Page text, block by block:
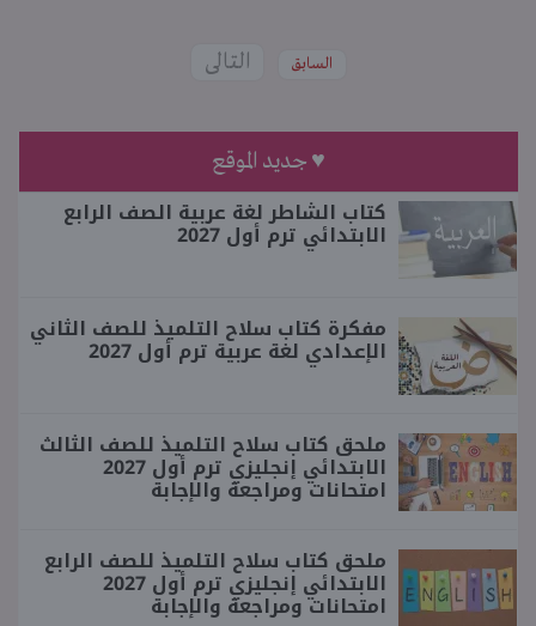
السابق التالى
♥ جديد الموقع
كتاب الشاطر لغة عربية الصف الرابع
الابتدائي ترم أول 2027
مفكرة كتاب سلاح التلميذ للصف الثاني
الإعدادي لغة عربية ترم أول 2027
ملحق كتاب سلاح التلميذ للصف الثالث
الابتدائي إنجليزي ترم أول 2027
امتحانات ومراجعة والإجابة
ملحق كتاب سلاح التلميذ للصف الرابع
الابتدائي إنجليزي ترم أول 2027
امتحانات ومراجعة والإجابة